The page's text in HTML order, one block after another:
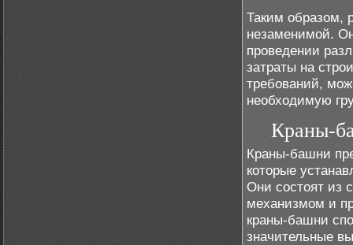
Таким образом,
незаменимой.
проведении
затраты на
требований,
необходимую
Краны-
Краны-башни
которые
Они состоят из
механизмом и
краны-башни
значительные